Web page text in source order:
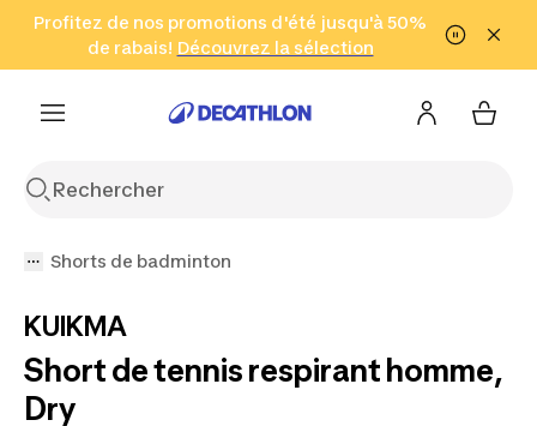
Aller à la recherche Aller au contenu Aller au pied de
Profitez de nos promotions d'été jusqu'à 50%
de rabais! Découvrez la sélection
Cliquez ici
en seulement 2 h!
(Zones sélectionnées)
Shorts de badminton
KUIKMA
Short de tennis respirant homme,
Dry